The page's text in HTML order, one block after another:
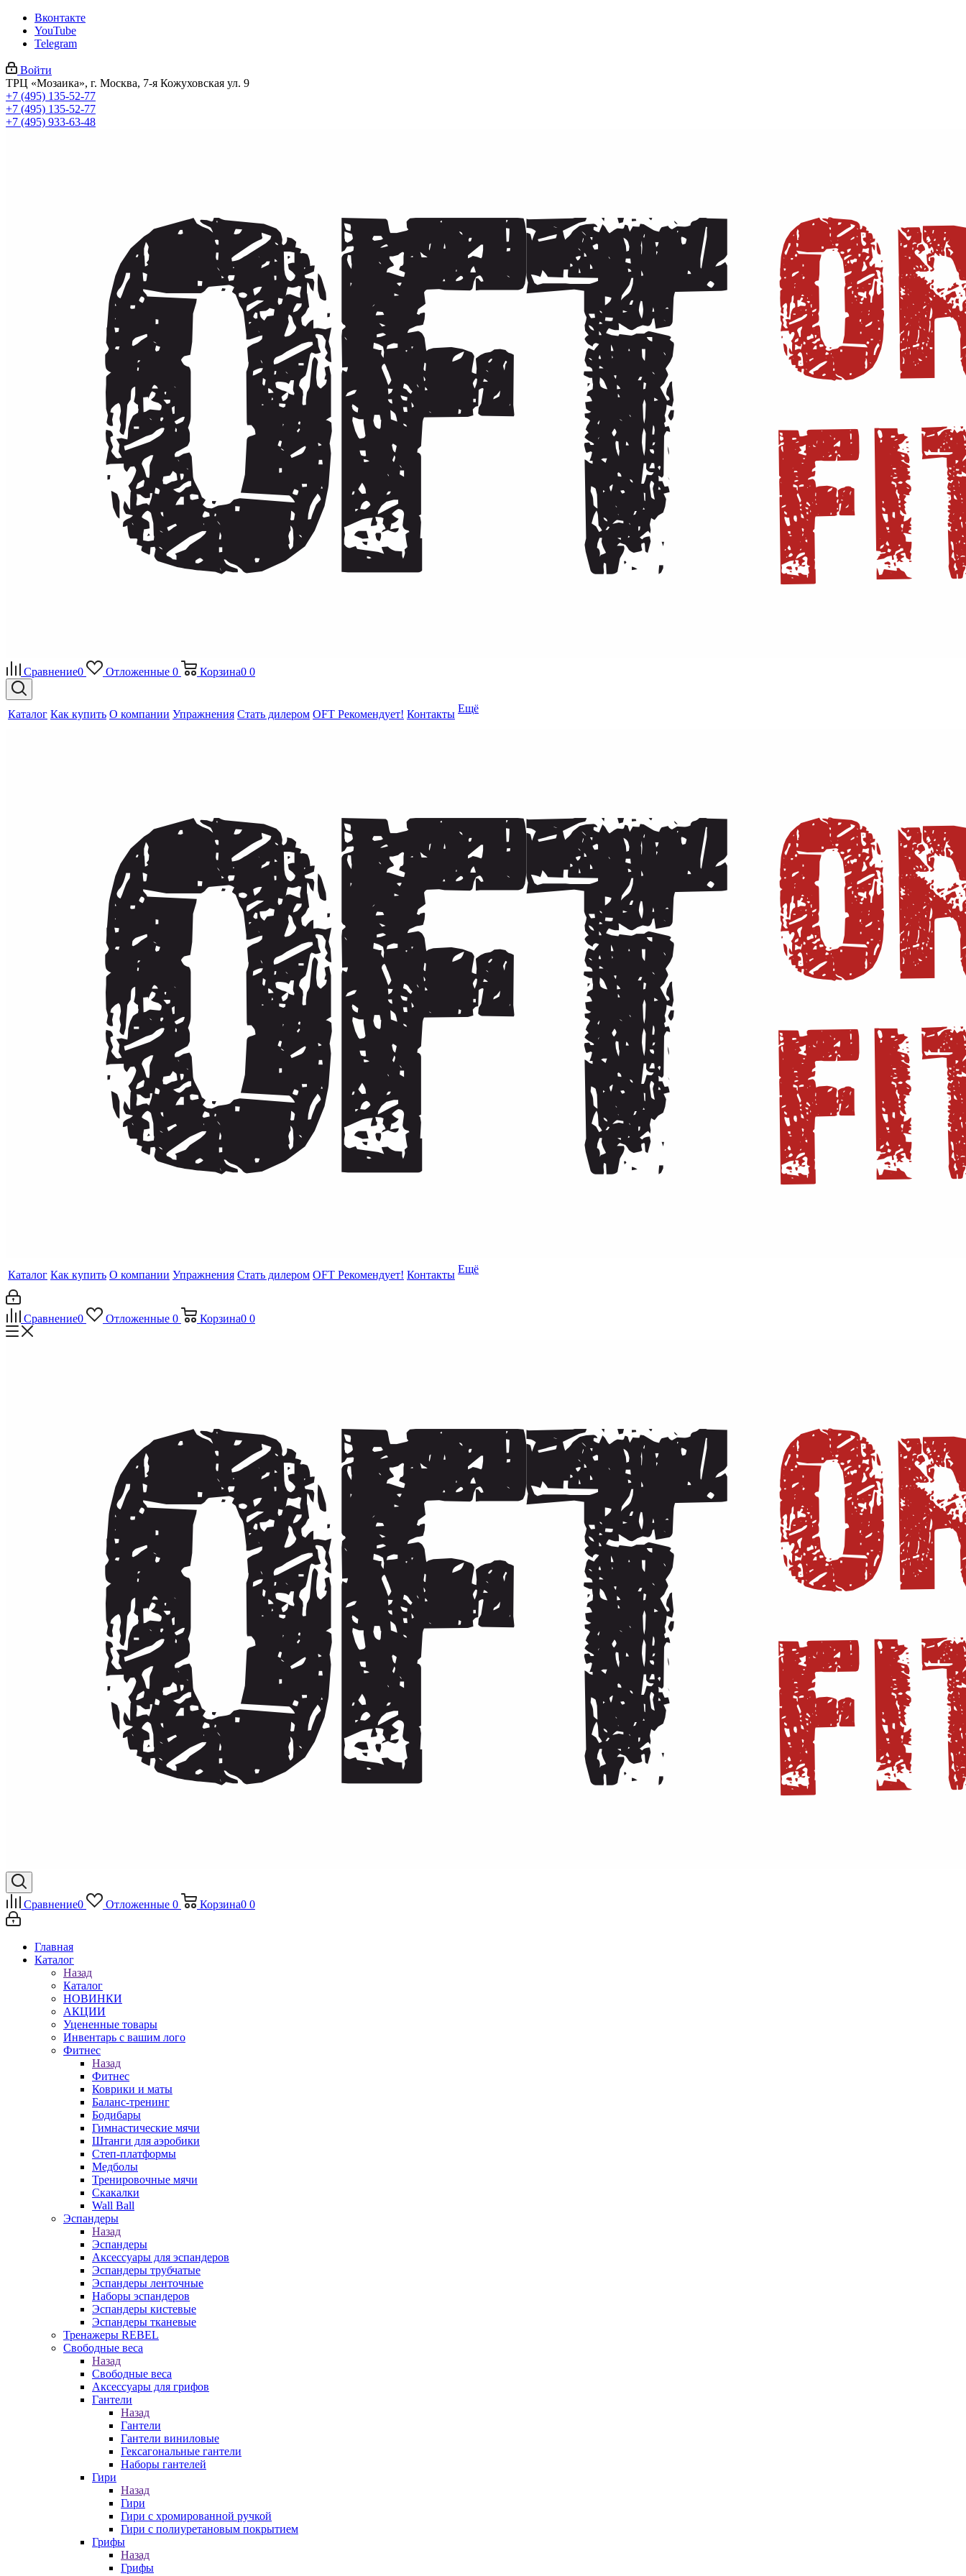
Вконтакте
YouTube
Telegram
Войти
ТРЦ «Мозаика», г. Москва, 7-я Кожуховская ул. 9
+7 (495) 135-52-77
+7 (495) 135-52-77
+7 (495) 933-63-48
Сравнение0 Отложенные 0 Корзина0 0
Каталог Как купить О компании Упражнения Стать дилером OFT Рекомендует! Контакты Ещё
Каталог Как купить О компании Упражнения Стать дилером OFT Рекомендует! Контакты Ещё
Сравнение0 Отложенные 0 Корзина0 0
Сравнение0 Отложенные 0 Корзина0 0
Главная
Каталог
Назад
Каталог
НОВИНКИ
АКЦИИ
Уцененные товары
Инвентарь с вашим лого
Фитнес
Назад
Фитнес
Коврики и маты
Баланс-тренинг
Бодибары
Гимнастические мячи
Штанги для аэробики
Степ-платформы
Медболы
Тренировочные мячи
Скакалки
Wall Ball
Эспандеры
Назад
Эспандеры
Аксессуары для эспандеров
Эспандеры трубчатые
Эспандеры ленточные
Наборы эспандеров
Эспандеры кистевые
Эспандеры тканевые
Тренажеры REBEL
Свободные веса
Назад
Свободные веса
Аксессуары для грифов
Гантели
Назад
Гантели
Гантели виниловые
Гексагональные гантели
Наборы гантелей
Гири
Назад
Гири
Гири с хромированной ручкой
Гири с полиуретановым покрытием
Грифы
Назад
Грифы